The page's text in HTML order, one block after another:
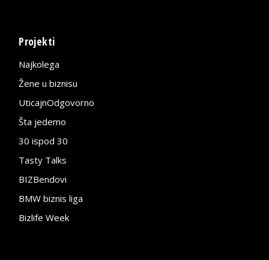
Projekti
Najkolega
Žene u biznisu
UticajnOdgovorno
Šta jedemo
30 ispod 30
Tasty Talks
BIZBendovi
BMW biznis liga
Bizlife Week